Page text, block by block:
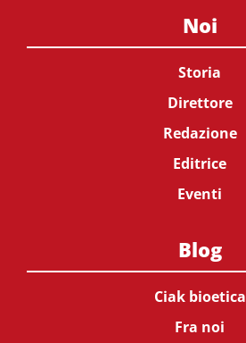
Noi
Storia
Direttore
Redazione
Editrice
Eventi
Blog
Ciak bioetica
Fra noi